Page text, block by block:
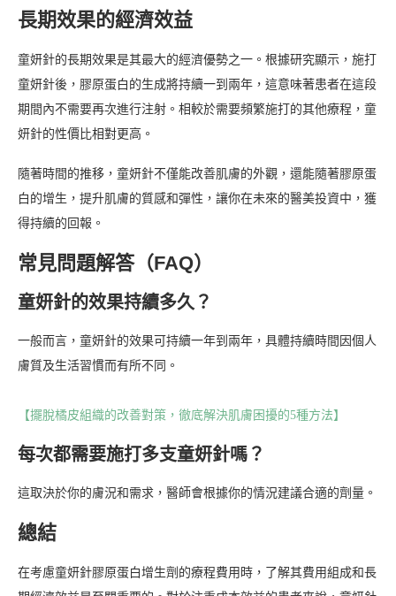
長期效果的經濟效益
童妍針的長期效果是其最大的經濟優勢之一。根據研究顯示，施打
童妍針後，膠原蛋白的生成將持續一到兩年，這意味著患者在這段
期間內不需要再次進行注射。相較於需要頻繁施打的其他療程，童
妍針的性價比相對更高。
隨著時間的推移，童妍針不僅能改善肌膚的外觀，還能隨著膠原蛋
白的增生，提升肌膚的質感和彈性，讓你在未來的醫美投資中，獲
得持續的回報。
常見問題解答（FAQ）
童妍針的效果持續多久？
一般而言，童妍針的效果可持續一年到兩年，具體持續時間因個人
膚質及生活習慣而有所不同。
【擺脫橘皮組織的改善對策，徹底解決肌膚困擾的5種方法】
每次都需要施打多支童妍針嗎？
這取決於你的膚況和需求，醫師會根據你的情況建議合適的劑量。
總結
在考慮童妍針膠原蛋白增生劑的療程費用時，了解其費用組成和長